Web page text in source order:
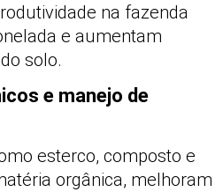
na fazenda
e aumentam
solo.
e manejo de
esterco, composto e
orgânica, melhoram